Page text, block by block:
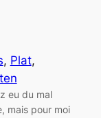
, Plat
eu du mal
mais pour moi